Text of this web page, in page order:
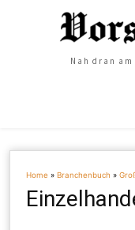
Nah dran
Home »Branchenbuch »